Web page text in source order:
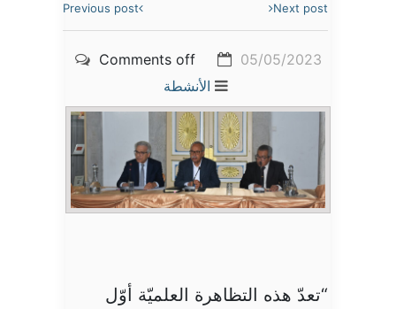
Previous post Next post
05/05/2023
Comments off
الأنشطة
“تعدّ هذه التظاهرة العلميّة أوّل